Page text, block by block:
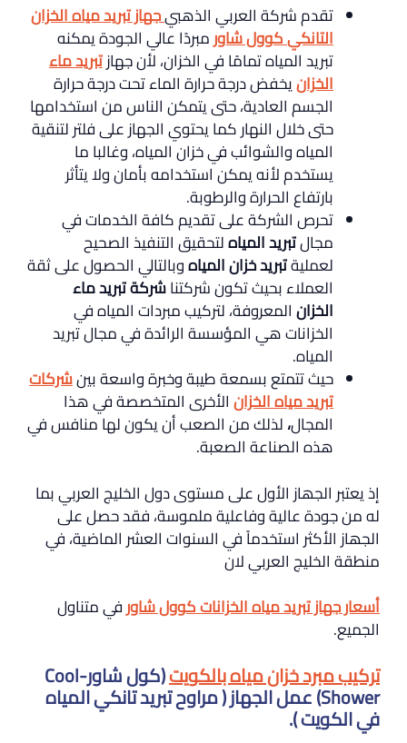
تقدم شركة العربي الذهبيجهاز تبريد مياه الخزان
التانكيكوول شاورمبردًا عالي الجودة يمكنه
تبريد المياه تمامًا في الخزان، لأن جهازتبريد ماء
الخزانيخفض درجة حرارة الماء تحت درجة حرارة
الجسم العادية، حتى يتمكن الناس من استخدامها
حتى خلال النهار كما يحتوي الجهاز على فلتر لتنقية
المياه والشوائب في خزان المياه، وغالبا ما
يستخدم لأنه يمكن استخدامه بأمان ولا يتأثر
بارتفاع الحرارة والرطوبة.
تحرص الشركة على تقديم كافة الخدمات في
مجالتبريد المياهلتحقيق التنفيذ الصحيح
لعمليةتبريد خزان المياهوبالتالي الحصول على ثقة
العملاء بحيث تكون شركتناشركة تبريد ماء
الخزانالمعروفة، لتركيب مبردات المياه في
الخزانات هي المؤسسة الرائدة في مجال تبريد
المياه.
حيث تتمتع بسمعة طيبة وخبرة واسعة بينشركات
تبريد مياه الخزانالأخرى المتخصصة في هذا
المجال،لذلك من الصعب أن يكون لها منافس في
هذه الصناعة الصعبة.
إذ يعتبر الجھاز الأول على مستوى دول الخليج العربي بما
له من جودة عالية وفاعلية ملموسة، فقد حصل على
الجھاز الأكثر استخدماً في السنوات العشر الماضية، في
منطقة الخليج العربي لان
أسعار جهاز تبريد مياه الخزاناتكوول شاورفي متناول
الجميع.
تركيب مبرد خزان مياه بالكويت (كول شاور-Cool
Shower) عمل الجهاز ( مراوح تبريد تانكي المياه
في الكويت)
.